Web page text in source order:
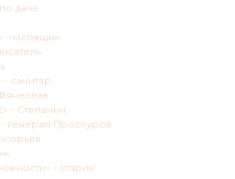
даче
-часовщик
- санитар
- Степаныч
генерал Проскуров
- старик